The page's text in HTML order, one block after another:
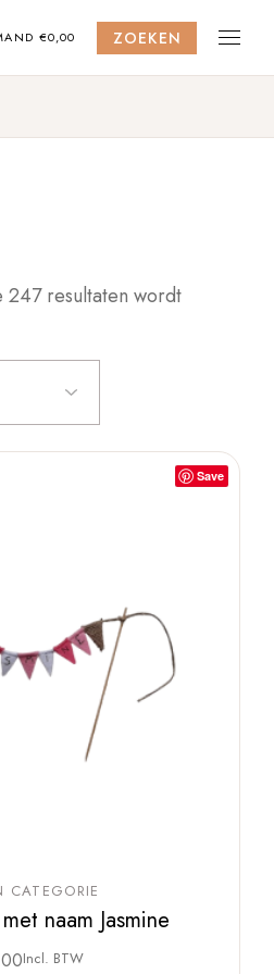
€0,00 ZOEKEN
247 resultaten wordt
Save
CATEGORIE
naam Jasmine
Incl. BTW